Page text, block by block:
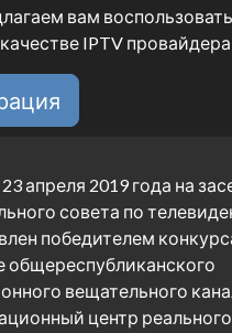
вам
IPTV провайдера
апреля 2019 года на
совета по
победителем
общереспубликанского
вещательного
центр реального